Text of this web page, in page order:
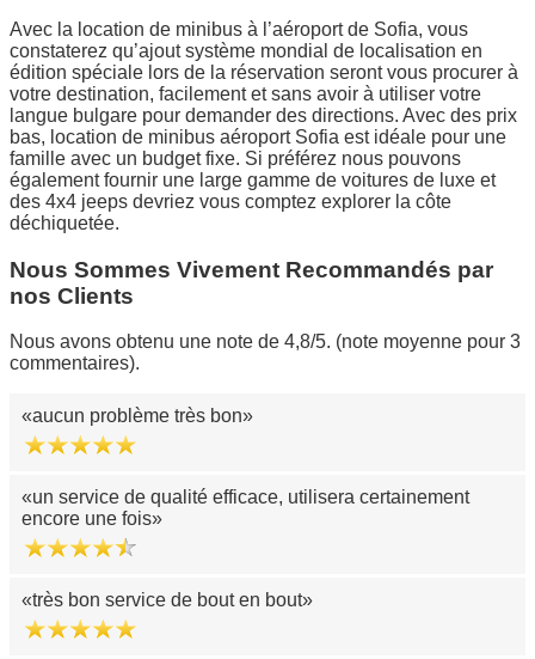
Avec la location de minibus à l’aéroport de Sofia, vous
constaterez qu’ajout système mondial de localisation en
édition spéciale lors de la réservation seront vous procurer à
votre destination, facilement et sans avoir à utiliser votre
langue bulgare pour demander des directions. Avec des prix
bas, location de minibus aéroport Sofia est idéale pour une
famille avec un budget fixe. Si préférez nous pouvons
également fournir une large gamme de voitures de luxe et
des 4x4 jeeps devriez vous comptez explorer la côte
déchiquetée.
Nous Sommes Vivement Recommandés par
nos Clients
Nous avons obtenu une note de 4,8/5. (note moyenne pour 3
commentaires).
aucun problème très bon
un service de qualité efficace, utilisera certainement
encore une fois
très bon service de bout en bout